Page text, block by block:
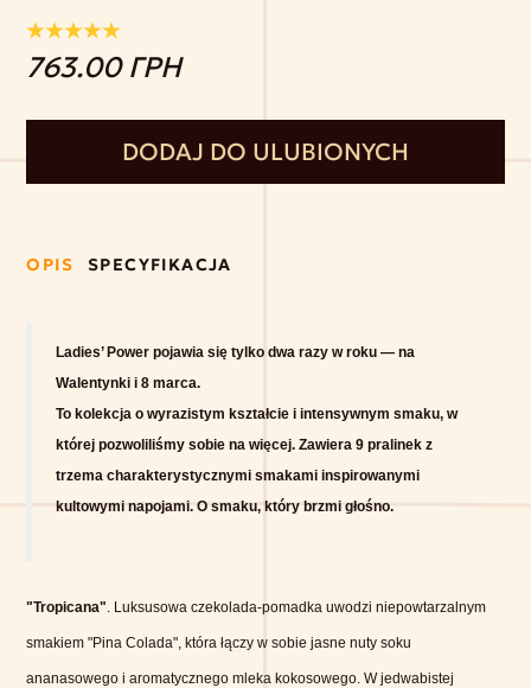
763.00 ГРН
DODAJ DO ULUBIONYCH
OPIS SPECYFIKACJA
Ladies’ Power pojawia się tylko dwa razy w roku — na
Walentynki i 8 marca.
To kolekcja o wyrazistym kształcie i intensywnym smaku, w
której pozwoliliśmy sobie na więcej. Zawiera 9 pralinek z
trzema charakterystycznymi smakami inspirowanymi
kultowymi napojami. O smaku, który brzmi głośno.
"Tropicana" . Luksusowa czekolada-pomadka uwodzi niepowtarzalnym
smakiem "Pina Colada", która łączy w sobie jasne nuty soku
ananasowego i aromatycznego mleka kokosowego. W jedwabistej